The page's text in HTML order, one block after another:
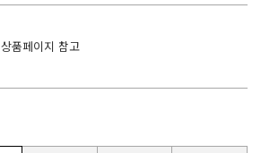
상품페이지 참고